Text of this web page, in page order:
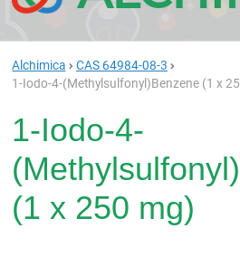
Alchimica
CAS 64984-08-3
1-Iodo-4-(Methylsulfonyl)Benzene (1 x
1-Iodo-4-
(1 x 250 mg)